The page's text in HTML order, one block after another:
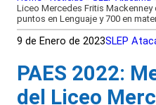
Liceo Mercedes Fritis Mackenney
puntos en Lenguaje y 700 en
9 de Enero de 2023SLEP
PAES 2022:
del Liceo